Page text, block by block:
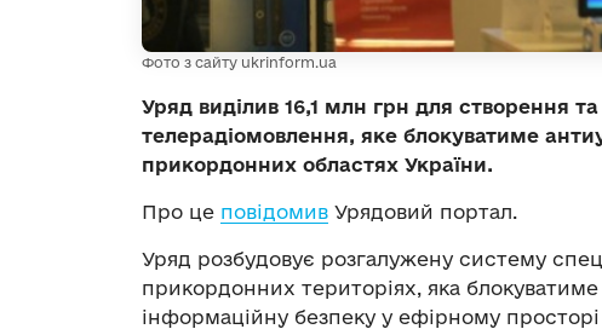
Фото з сайту ukrinform.ua
Уряд виділив 16,1 млн грн для створення
телерадіомовлення, яке блокуватиме
прикордонних областях України.
Про це повідомив Урядовий портал.
Уряд розбудовує розгалужену систему
прикордонних територіях, яка
інформаційну безпеку у ефірному просторі